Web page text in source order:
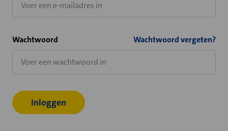
Wachtwoord Wachtwoord vergeten?